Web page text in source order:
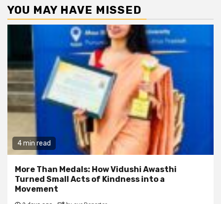
YOU MAY HAVE MISSED
4 min read
More Than Medals: How Vidushi Awasthi
Turned Small Acts of Kindness into a
Movement